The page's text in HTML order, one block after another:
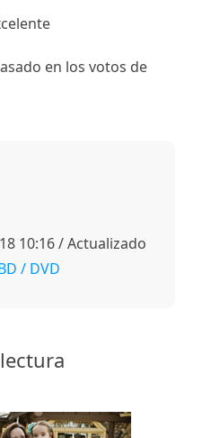
en los votos de
10:16 / Actualizado
/ DVD